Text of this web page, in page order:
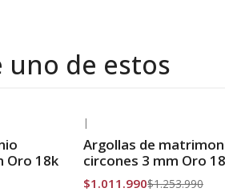
de estos
Oro 18k
Envío Gratis
|
Argollas de
circones 3 mm Oro
$1.011.990$1.253.990